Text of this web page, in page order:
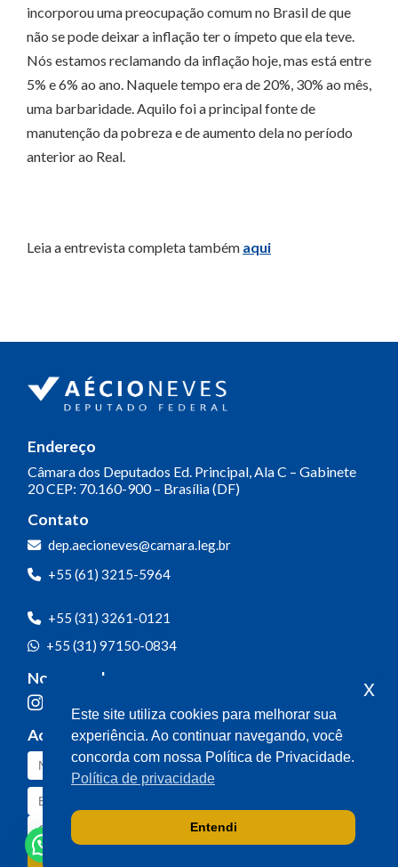
incorporou uma preocupação comum no Brasil de que
não se pode deixar a inflação ter o ímpeto que ela teve.
Nós estamos reclamando da inflação hoje, mas está entre
5% e 6% ao ano. Naquele tempo era de 20%, 30% ao mês,
uma barbaridade. Aquilo foi a principal fonte de
manutenção da po­­breza e de aumento dela no período
anterior ao Real.
Leia a entrevista completa também aqui
Endereço
Câmara dos Deputados Ed. Principal, Ala C – Gabinete
20CEP: 70.160-900 – Brasília (DF)
Contato
dep.aecioneves@camara.leg.br
+55 (61) 3215-5964
+55 (31) 3261-0121
+55 (31) 97150-0834
Nossas redes
Acompanhe o meu mandato
Este site utiliza cookies para melhorar sua
experiência. Ao continuar navegando, você
concorda com nossa Política de Privacidade.
Política de privacidade
Entendi
x